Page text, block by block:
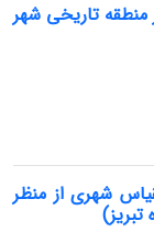
منطقه تاریخی شهر
شهری از منظر
تبریز)